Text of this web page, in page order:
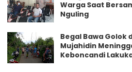
Warga Saat
Nguling
Begal Bawa Golok
Mujahidin
Keboncandi